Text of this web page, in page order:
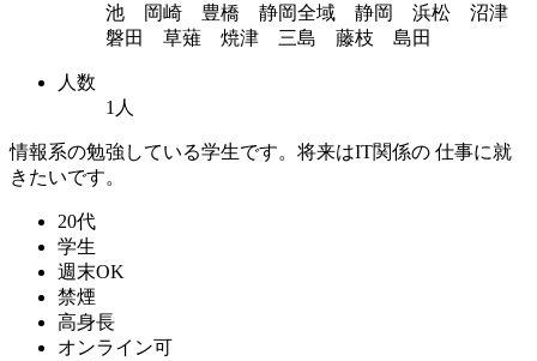
池 岡崎 豊橋 静岡全域 静岡 浜松 沼津
磐田 草薙 焼津 三島 藤枝 島田
人数
1人
情報系の勉強している学生です。将来はIT関係の 仕事に就
きたいです。
20代
学生
週末OK
禁煙
高身長
オンライン可